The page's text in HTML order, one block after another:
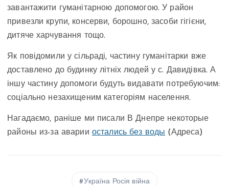
завантажити гуманітарною допомогою. У район
привезли крупи, консерви, борошно, засоби гігієни,
дитяче харчування тощо.
Як повідомили у сільраді, частину гуманітарки вже
доставлено до будинку літніх людей у с. Давидівка. А
іншу частину допомоги будуть видавати потребуючим:
соціально незахищеним категоріям населення.
Нагадаємо, раніше ми писали В Днепре некоторые
районы из-за аварии остались без воды (Адреса)
Україна Росія війна